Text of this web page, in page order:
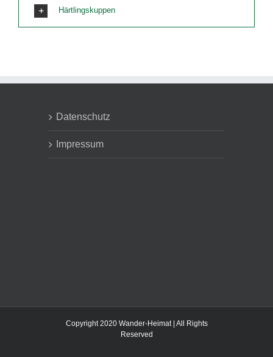
Härtlingskuppen
Datenschutz
Impressum
Copyright 2020 Wander-Heimat | All Rights
Reserved